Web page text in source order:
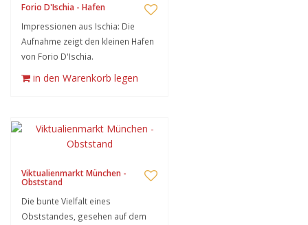
Forio D'Ischia - Hafen
Impressionen aus Ischia: Die
Aufnahme zeigt den kleinen Hafen
von Forio D'Ischia.
in den Warenkorb legen
Viktualienmarkt München -
Obststand
Die bunte Vielfalt eines
Obststandes, gesehen auf dem